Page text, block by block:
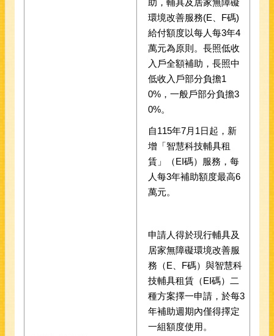
助，輔具及居家無障礙
環境改善服務(E、F碼)
給付額度以每人每3年4
萬元為原則。長照低收
入戶全額補助，長照中
低收入戶部分負擔1
0%，一般戶部分負擔3
0%。
自115年7月1日起，新
增「智慧科技輔具租
賃」（EI碼）服務，每
人每3年補助額度最高6
萬元。
申請人得於現行輔具及
居家無障礙環境改善服
務（E、F碼）與智慧科
技輔具租賃（EI碼）二
種方案擇一申請，於每3
年補助週期內僅得擇定
一組額度使用。